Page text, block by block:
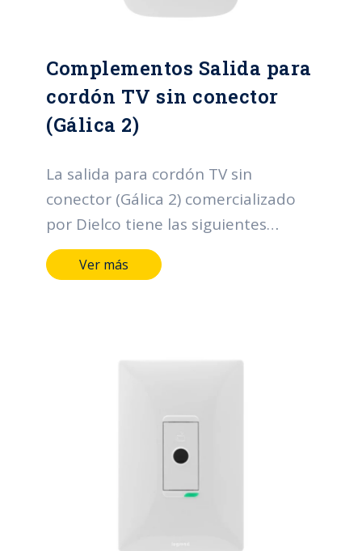
Complementos Salida para
cordón TV sin conector
(Gálica 2)
La salida para cordón TV sin
conector (Gálica 2) comercializado
por Dielco tiene las siguientes
características: Terminales y medios
de conducción de aleación de cobre.
Ver más